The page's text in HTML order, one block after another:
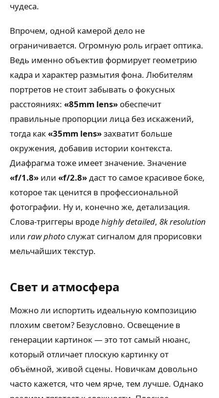
чудеса.
Впрочем, одной камерой дело не
ограничивается. Огромную роль играет оптика.
Ведь именно объектив формирует геометрию
кадра и характер размытия фона. Любителям
портретов не стоит забывать о фокусных
расстояниях: «85mm lens» обеспечит
правильные пропорции лица без искажений,
тогда как«35mm lens»захватит больше
окружения, добавив истории контекста.
Диафрагма тоже имеет значение. Значение
«f/1.8» или «f/2.8»даст то самое красивое боке,
которое так ценится в профессиональной
фотографии. Ну и, конечно же, детализация.
Слова-триггеры вродеhighly detailed, 8k resolution
или raw photo служат сигналом для прорисовки
мельчайших текстур.
Свет и атмосфера
Можно ли испортить идеальную композицию
плохим светом? Безусловно. Освещение в
генерации картинок — это тот самый нюанс,
который отличает плоскую картинку от
объёмной, живой сцены. Новичкам довольно
часто кажется, что чем ярче, тем лучше. Однако